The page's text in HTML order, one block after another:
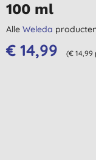
100 ml
Alle Weleda
€ 14,99 (€ 14,99